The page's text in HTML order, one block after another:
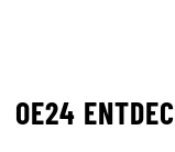
OE24